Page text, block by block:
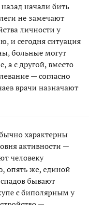
начали бить
не замечают
личности у
и сегодня ситуация
больные могут
а с другой, вместо
— согласно
врачи назначают
характерны
активности —
человеку
опять же, единой
бывают
с биполярным у